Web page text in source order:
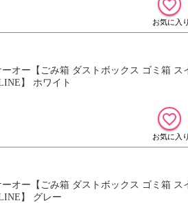
オー【ごみ箱 ダストボックス ゴミ箱 ス
】 ホワイト
オー【ごみ箱 ダストボックス ゴミ箱 ス
】 グレー